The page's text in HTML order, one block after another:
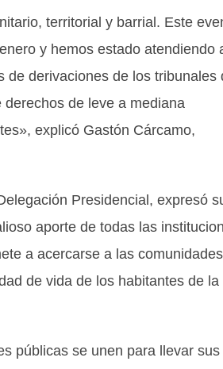
territorial y barrial. Este
y hemos estado atendiendo
de derivaciones de los tribunales
de leve a mediana
explicó Gastón Cárcamo,
Presidencial, expresó
aporte de todas las
a acercarse a las
de vida de los habitantes de la
públicas se unen para llevar sus